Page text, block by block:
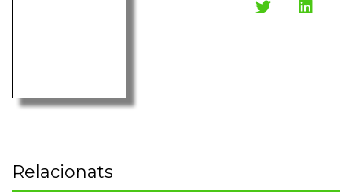
Relacionats